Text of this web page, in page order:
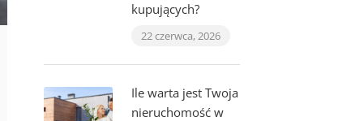
kupujących?
22 czerwca, 2026
Ile warta jest Twoja
nieruchomość w